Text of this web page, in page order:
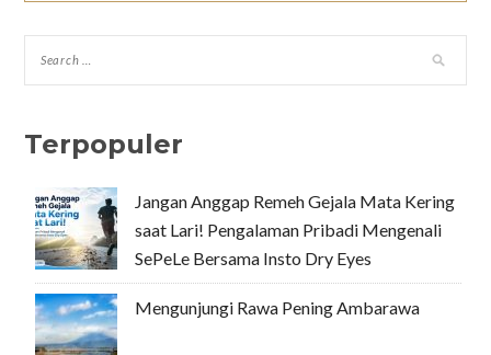
Terpopuler
Jangan Anggap Remeh Gejala Mata Kering
saat Lari! Pengalaman Pribadi Mengenali
SePeLe Bersama Insto Dry Eyes
Mengunjungi Rawa Pening Ambarawa